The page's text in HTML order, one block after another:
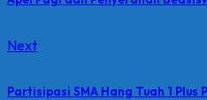
Next
Partisipasi SMA Hang Tuah 1